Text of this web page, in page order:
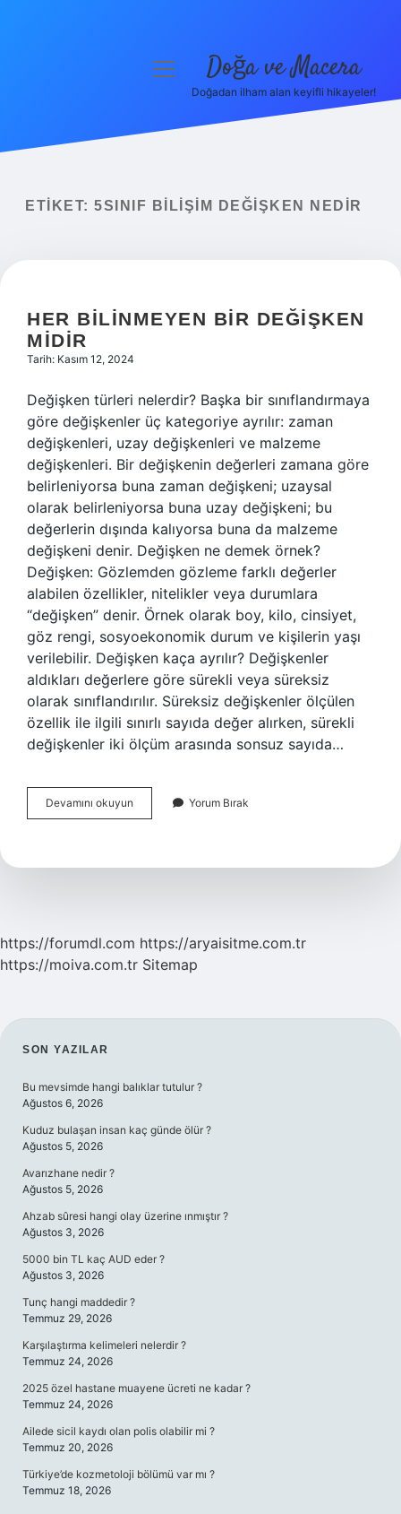
Yasal Uyarı
menüyü Doğa ve Macera
Doğadan ilham alan keyifli hikayeler!
ETIKET: 5SINIF BILIŞIM DEĞIŞKEN NEDIR
HER BILINMEYEN BIR DEĞIŞKEN
MIDIR
Tarih: Kasım 12, 2024
Değişken türleri nelerdir? Başka bir sınıflandırmaya
göre değişkenler üç kategoriye ayrılır: zaman
değişkenleri, uzay değişkenleri ve malzeme
değişkenleri. Bir değişkenin değerleri zamana göre
belirleniyorsa buna zaman değişkeni; uzaysal
olarak belirleniyorsa buna uzay değişkeni; bu
değerlerin dışında kalıyorsa buna da malzeme
değişkeni denir. Değişken ne demek örnek?
Değişken: Gözlemden gözleme farklı değerler
alabilen özellikler, nitelikler veya durumlara
“değişken” denir. Örnek olarak boy, kilo, cinsiyet,
göz rengi, sosyoekonomik durum ve kişilerin yaşı
verilebilir. Değişken kaça ayrılır? Değişkenler
aldıkları değerlere göre sürekli veya süreksiz
olarak sınıflandırılır. Süreksiz değişkenler ölçülen
özellik ile ilgili sınırlı sayıda değer alırken, sürekli
değişkenler iki ölçüm arasında sonsuz sayıda…
Devamını okuyun
Bilinmeyen
Midir
Yorum Bırak
https://forumdl.com https://aryaisitme.com.tr
https://moiva.com.tr Sitemap
SIDEBAR
SON YAZILAR
Bu mevsimde hangi balıklar tutulur ?
Ağustos 6, 2026
Kuduz bulaşan insan kaç günde ölür ?
Ağustos 5, 2026
Avarızhane nedir ?
Ağustos 5, 2026
Ahzab sûresi hangi olay üzerine ınmıştır ?
Ağustos 3, 2026
5000 bin TL kaç AUD eder ?
Ağustos 3, 2026
Tunç hangi maddedir ?
Temmuz 29, 2026
Karşılaştırma kelimeleri nelerdir ?
Temmuz 24, 2026
2025 özel hastane muayene ücreti ne kadar ?
Temmuz 24, 2026
Ailede sicil kaydı olan polis olabilir mi ?
Temmuz 20, 2026
Türkiye’de kozmetoloji bölümü var mı ?
Temmuz 18, 2026